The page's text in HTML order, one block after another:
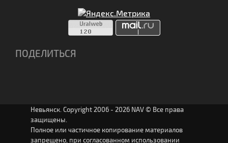
ПОДЕЛИТЬСЯ
Невьянск. Copyright 2006 - 2026 NAV © Все права
защищены.
Полное или частичное копирование материалов
запрещено, при согласованном использовании